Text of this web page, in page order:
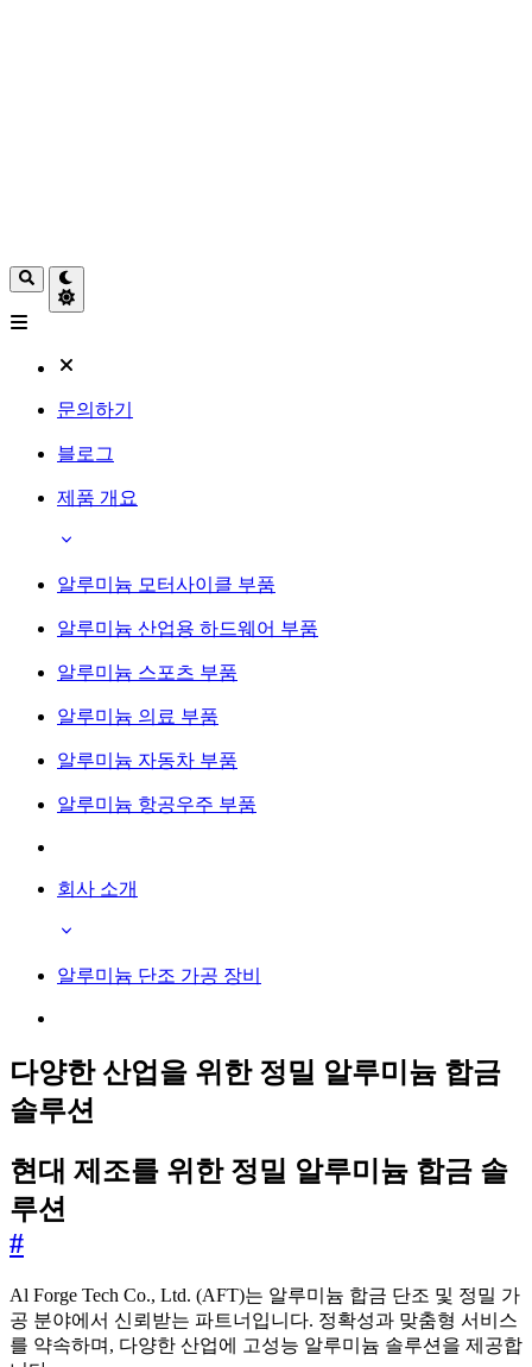
문의하기
블로그
제품 개요
알루미늄 모터사이클 부품
알루미늄 산업용 하드웨어 부품
알루미늄 스포츠 부품
알루미늄 의료 부품
알루미늄 자동차 부품
알루미늄 항공우주 부품
회사 소개
알루미늄 단조 가공 장비
다양한 산업을 위한 정밀 알루미늄 합금
솔루션
현대 제조를 위한 정밀 알루미늄 합금 솔
루션
#
Al Forge Tech Co., Ltd. (AFT)는 알루미늄 합금 단조 및 정밀 가
공 분야에서 신뢰받는 파트너입니다. 정확성과 맞춤형 서비스
를 약속하며, 다양한 산업에 고성능 알루미늄 솔루션을 제공합